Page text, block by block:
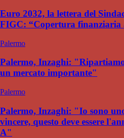
Euro 2032, la lettera del
FIGC: “Copertura finanziaria
Palermo
Palermo, Inzaghi:
un mercato importante"
Palermo
Palermo, Inzaghi: "Io sono
vincere, questo deve essere
A"